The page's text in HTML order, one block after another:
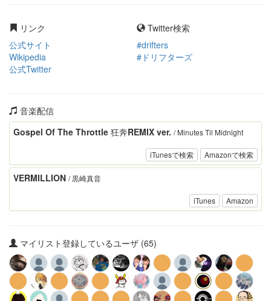
リンク
公式サイト
Wikipedia
公式Twitter
Twitter検索
#drifters
#ドリフターズ
音楽配信
iTunesで検索 Amazonで検索
Gospel Of The Throttle 狂奔REMIX ver. / Minutes Til Midnight
iTunes Amazon
VERMILLION / 黒崎真音
マイリスト登録しているユーザ (65)